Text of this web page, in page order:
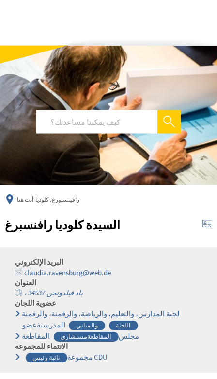
deutsch
أنت هنا رافينسبورغ، كلوديا
السيدة كلوديا رافنسبرغ
البريد الإلكتروني
claudia.ravensburg@web.de
العنوان
، 34537 باد فيلدونجن
عضوية اللجان
لجنة المدارس، والتعليم، والرياضة، والرقمنة، والرقمنة
والمباني المدرسيةعضو اللجنة
مجلس المقاطعةمستشاري المقاطعة
الانتماء للمجموعة
نائبة رئيس مجموعة CDU